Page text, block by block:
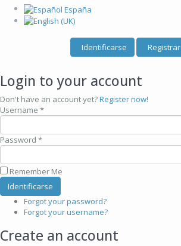
Identificarse Registrar
Login to your account
Don't have an account yet?Register now!
Username *
Password *
Remember Me
Forgot your password?
Forgot your username?
Create an account